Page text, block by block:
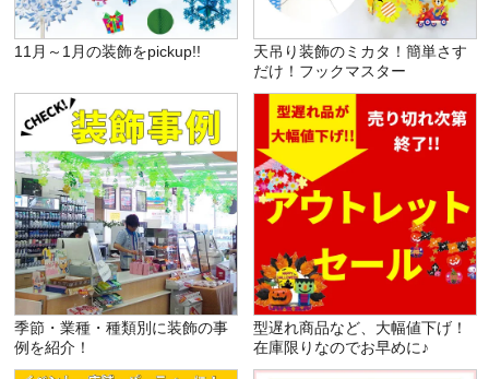
11月～1月の装飾をpickup!!
天吊り装飾のミカタ！簡単さす
だけ！フックマスター
季節・業種・種類別に装飾の事
例を紹介！
型遅れ商品など、大幅値下げ！
在庫限りなのでお早めに♪